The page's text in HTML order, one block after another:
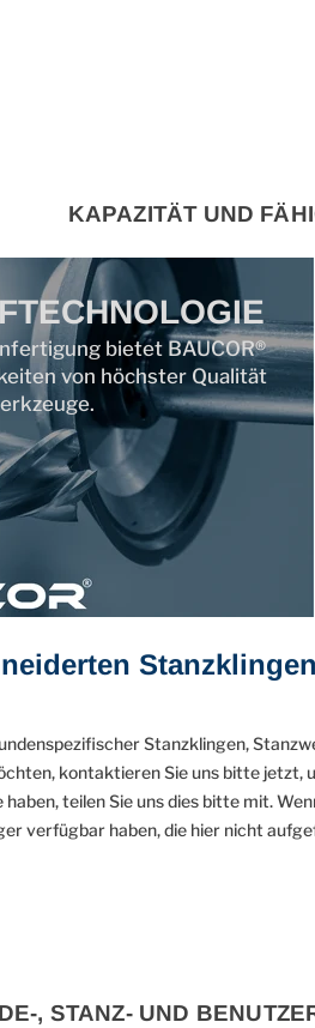
KAPAZITÄT UND
bietet BAUCOR®
von höchster Qualität
Stanzklingen,
kontaktieren Sie uns bitte jetzt,
teilen Sie uns dies bitte mit.
verfügbar haben, die hier nicht
, STANZ- UND